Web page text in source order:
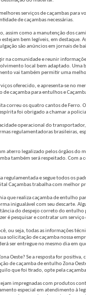
serviços de caçambas
de caçambas necessárias.
assim como a manutenção dos
bem legíveis, em
são anúncios em jornais de
na comunidade e reunir
local bem adaptado.
vai também permitir uma
oferecido, e apresenta-se no
caçamba para entulhos e
correu os quatro cantos de
foi obrigado a chamar a
operacional do
regulamentadoras brasileiras,
aterro legalizado pelos órgãos do
também será respeitado. Com a
regulamentada e segue todos os
Caçambas trabalha com melhor
que realiza caçamba de entulho
inigualável com seu descarte.
do despejo correto do entulho
é pesquisar e contratar um
ou seja, todas as informações
solicitação de caçamba nossa
ser entregue no mesmo dia em
Oeste? Se a resposta for
de caçamba de entulho Zona
que foi tirado, opte pela
impregnadas com produtos
especial em atendimento à